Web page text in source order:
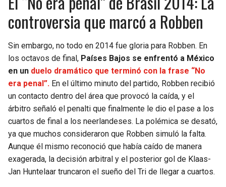
controversia que marcó a Robben
Sin embargo, no todo en 2014 fue gloria para Robben. En
los octavos de final, Países Bajos se enfrentó a México
en un duelo dramático que terminó con la frase “No
era penal”. En el último minuto del partido, Robben recibió
un contacto dentro del área que provocó la caída, y el
árbitro señaló el penalti que finalmente le dio el pase a los
cuartos de final a los neerlandeses. La polémica se desató,
ya que muchos consideraron que Robben simuló la falta.
Aunque él mismo reconoció que había caído de manera
exagerada, la decisión arbitral y el posterior gol de Klaas-
Jan Huntelaar truncaron el sueño del Tri de llegar a cuartos.